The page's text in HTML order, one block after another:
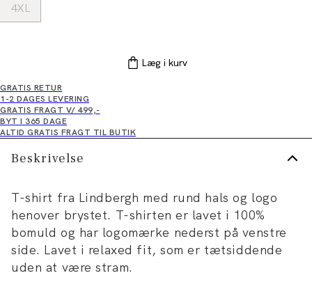
4XL
Læg i kurv
GRATIS RETUR
1-2 DAGES LEVERING
GRATIS FRAGT V/ 499,-
BYT I 365 DAGE
ALTID GRATIS FRAGT TIL BUTIK
Beskrivelse
T-shirt fra Lindbergh med rund hals og logo
henover brystet. T-shirten er lavet i 100%
bomuld og har logomærke nederst på venstre
side. Lavet i relaxed fit, som er tætsiddende
uden at være stram.